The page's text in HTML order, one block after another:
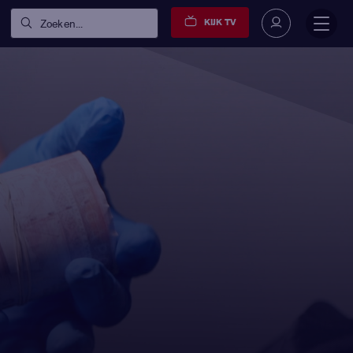
Zoeken... KIJK TV